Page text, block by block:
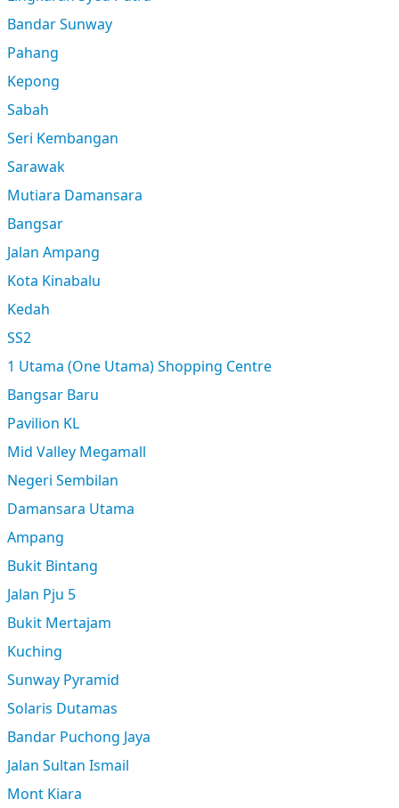
Bandar Sunway
Pahang
Kepong
Sabah
Seri Kembangan
Sarawak
Mutiara Damansara
Bangsar
Jalan Ampang
Kota Kinabalu
Kedah
SS2
1 Utama (One Utama) Shopping Centre
Bangsar Baru
Pavilion KL
Mid Valley Megamall
Negeri Sembilan
Damansara Utama
Ampang
Bukit Bintang
Jalan Pju 5
Bukit Mertajam
Kuching
Sunway Pyramid
Solaris Dutamas
Bandar Puchong Jaya
Jalan Sultan Ismail
Mont Kiara